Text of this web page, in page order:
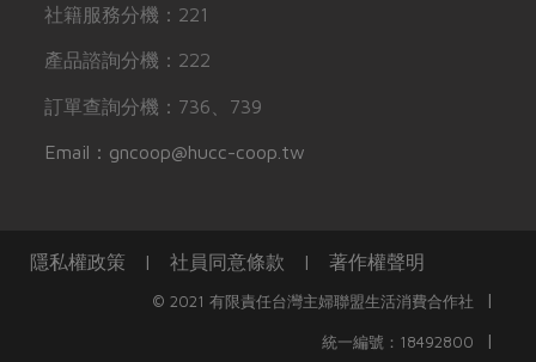
社籍服務分機：221
產品諮詢分機：222
訂單查詢分機：736、739
Email：gncoop@hucc-coop.tw
隱私權政策 | 社員同意條款 | 著作權聲明
© 2021 有限責任台灣主婦聯盟生活消費合作社 |
統一編號：18492800 |